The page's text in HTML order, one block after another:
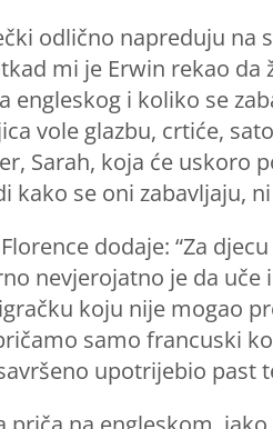
odlično napreduju na
mi je Erwin rekao
i koliko se
vole glazbu, crtiće,
Sarah, koja će uskoro
se oni zabavljaju,
dodaje: “Za
nevjerojatno je da uče
koju nije mogao
samo francuski
upotrijebio past